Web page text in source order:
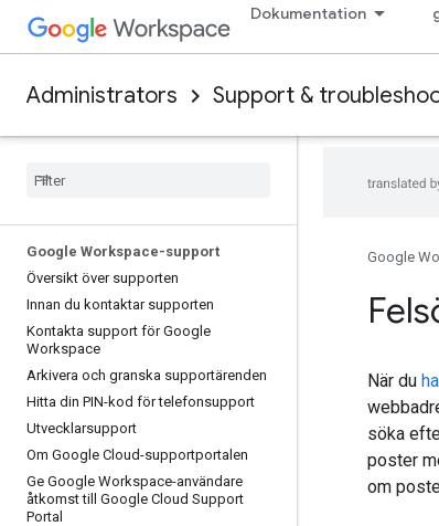
Dokumentation
Administrators Support &
Google Workspace-support
Översikt över supporten
Innan du kontaktar supporten
Kontakta support för Google
Workspace
Arkivera och granska supportärenden
Hitta din PIN-kod för telefonsupport
Utvecklarsupport
Om Google Cloud-supportportalen
Ge Google Workspace-användare
åtkomst till Google Cloud Support
Portal
Google
När du
söka
poster
om